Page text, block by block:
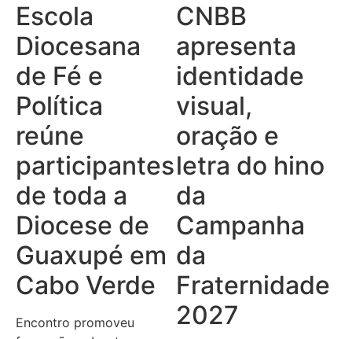
Escola
Diocesana
de Fé e
Política
reúne
participantes
de toda a
Diocese de
Guaxupé em
Cabo Verde
Encontro promoveu
CNBB
apresenta
identidade
visual,
oração e
letra do hino
da
Campanha
da
Fraternidade
2027